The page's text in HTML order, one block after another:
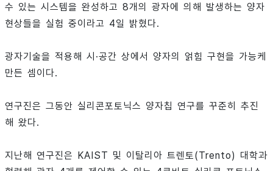
수 있는 시스템을 완성하고 8개의 광자에 의해 발생하는 양자
현상들을 실험 중이라고 4일 밝혔다.
광자기술을 적용해 시·공간 상에서 양자의 얽힘 구현을 가능케
만든 셈이다.
연구진은 그동안 실리콘포토닉스 양자칩 연구를 꾸준히 추진
해 왔다.
지난해 연구진은 KAIST 및 이탈리아 트렌토(Trento) 대학과